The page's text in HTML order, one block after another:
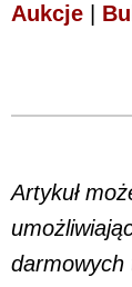
Aukcje
Artykuł
darmowych